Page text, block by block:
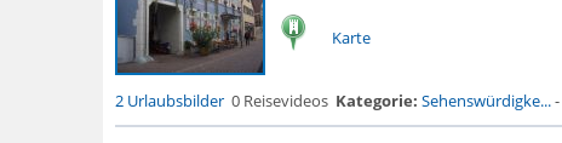
Karte
2 Urlaubsbilder 0 Reisevideos Kategorie: Sehenswürdigke...-